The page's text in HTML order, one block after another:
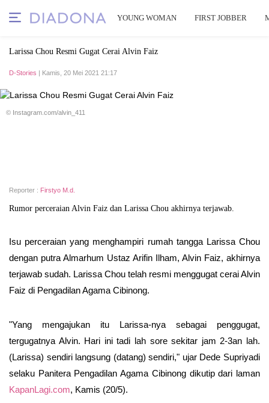
YOUNG WOMAN FIRST JOBBER
Larissa Chou Resmi Gugat Cerai Alvin Faiz
D-Stories | Kamis, 20 Mei 2021 21:17
© Instagram.com/alvin_411
Reporter : Firstyo M.d.
Rumor perceraian Alvin Faiz dan Larissa Chou akhirnya terjawab.
Isu perceraian yang menghampiri rumah tangga Larissa Chou
dengan putra Almarhum Ustaz Arifin Ilham, Alvin Faiz, akhirnya
terjawab sudah. Larissa Chou telah resmi menggugat cerai Alvin
Faiz di Pengadilan Agama Cibinong.
"Yang mengajukan itu Larissa-nya sebagai penggugat,
tergugatnya Alvin. Hari ini tadi lah sore sekitar jam 2-3an lah.
(Larissa) sendiri langsung (datang) sendiri," ujar Dede Supriyadi
selaku Panitera Pengadilan Agama Cibinong dikutip dari laman
KapanLagi.com, Kamis (20/5).